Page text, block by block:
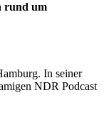
rund um
In seiner
NDR Podcast